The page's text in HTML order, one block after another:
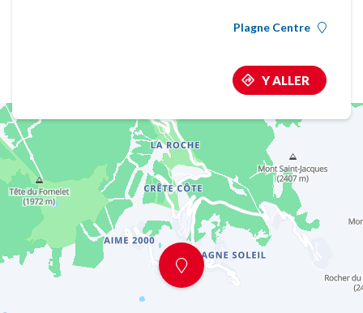
Plagne Centre
Y ALLER